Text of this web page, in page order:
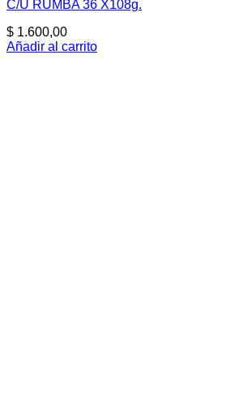
C/U RUMBA 36 X108g.
$ 1.600,00
Añadir al carrito